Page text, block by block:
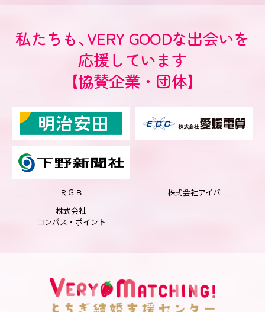
私たちも、VERY GOODな出会いを
応援しています
【協賛企業・団体】
ＲＧＢ
株式会社アイバ
株式会社
コンパス・ポイント